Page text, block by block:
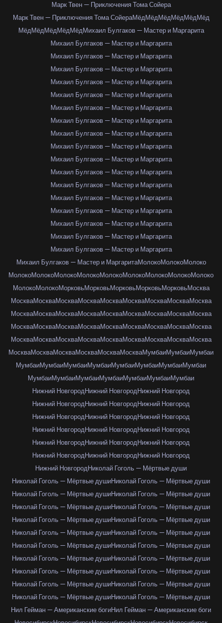
Марк Твен — Приключения Тома Сойера
Марк Твен — Приключения Тома СойераМёдМёдМёдМёдМёдМёд
МёдМёдМёдМёдМёдМихаил Булгаков — Мастер и Маргарита
Михаил Булгаков — Мастер и Маргарита
Михаил Булгаков — Мастер и Маргарита
Михаил Булгаков — Мастер и Маргарита
Михаил Булгаков — Мастер и Маргарита
Михаил Булгаков — Мастер и Маргарита
Михаил Булгаков — Мастер и Маргарита
Михаил Булгаков — Мастер и Маргарита
Михаил Булгаков — Мастер и Маргарита
Михаил Булгаков — Мастер и Маргарита
Михаил Булгаков — Мастер и Маргарита
Михаил Булгаков — Мастер и Маргарита
Михаил Булгаков — Мастер и Маргарита
Михаил Булгаков — Мастер и Маргарита
Михаил Булгаков — Мастер и Маргарита
Михаил Булгаков — Мастер и Маргарита
Михаил Булгаков — Мастер и Маргарита
Михаил Булгаков — Мастер и Маргарита
Михаил Булгаков — Мастер и МаргаритаМолокоМолокоМолоко
МолокоМолокоМолокоМолокоМолокоМолокоМолокоМолокоМолоко
МолокоМолокоМорковьМорковьМорковьМорковьМорковьМосква
МоскваМоскваМоскваМоскваМоскваМоскваМоскваМоскваМосква
МоскваМоскваМоскваМоскваМоскваМоскваМоскваМоскваМосква
МоскваМоскваМоскваМоскваМоскваМоскваМоскваМоскваМосква
МоскваМоскваМоскваМоскваМоскваМоскваМоскваМоскваМосква
МоскваМоскваМоскваМоскваМоскваМоскваМумбаиМумбаиМумбаи
МумбаиМумбаиМумбаиМумбаиМумбаиМумбаиМумбаиМумбаи
МумбаиМумбаиМумбаиМумбаиМумбаиМумбаиМумбаи
Нижний НовгородНижний НовгородНижний Новгород
Нижний НовгородНижний НовгородНижний Новгород
Нижний НовгородНижний НовгородНижний Новгород
Нижний НовгородНижний НовгородНижний Новгород
Нижний НовгородНижний НовгородНижний Новгород
Нижний НовгородНижний НовгородНижний Новгород
Нижний НовгородНиколай Гоголь — Мёртвые души
Николай Гоголь — Мёртвые душиНиколай Гоголь — Мёртвые души
Николай Гоголь — Мёртвые душиНиколай Гоголь — Мёртвые души
Николай Гоголь — Мёртвые душиНиколай Гоголь — Мёртвые души
Николай Гоголь — Мёртвые душиНиколай Гоголь — Мёртвые души
Николай Гоголь — Мёртвые душиНиколай Гоголь — Мёртвые души
Николай Гоголь — Мёртвые душиНиколай Гоголь — Мёртвые души
Николай Гоголь — Мёртвые душиНиколай Гоголь — Мёртвые души
Николай Гоголь — Мёртвые душиНиколай Гоголь — Мёртвые души
Николай Гоголь — Мёртвые душиНиколай Гоголь — Мёртвые души
Николай Гоголь — Мёртвые душиНиколай Гоголь — Мёртвые души
Нил Гейман — Американские богиНил Гейман — Американские боги